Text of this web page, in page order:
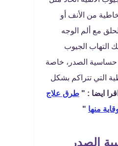
من الأنف أو
مع ألم الوجه
التهاب الجيوب
حساسية الصدر، خاصة
التي تتراكم بشكل
اقرا ايضا : " طرق علاج
منها "
الصدر